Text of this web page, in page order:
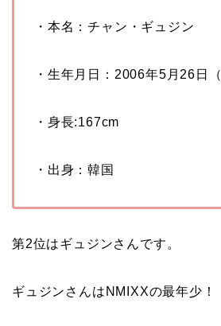
・本名：チャン・ギュジン
・生年月日： 2006年5月26 日（
・身長:167cm
・出身：韓国
第2位はギュジンさんです。
ギュジンさんはNMIXXの最年少！